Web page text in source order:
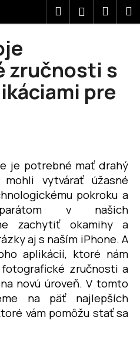
Hľadať
zručnosti s
pre
je potrebné mať drahý
vytvárať úžasné
pokroku a
v našich
zachytiť okamihy a
aj s naším iPhone. A
aplikácií, ktoré nám
zručnosti a
novú úroveň. V tomto
na päť najlepších
vám pomôžu stať sa